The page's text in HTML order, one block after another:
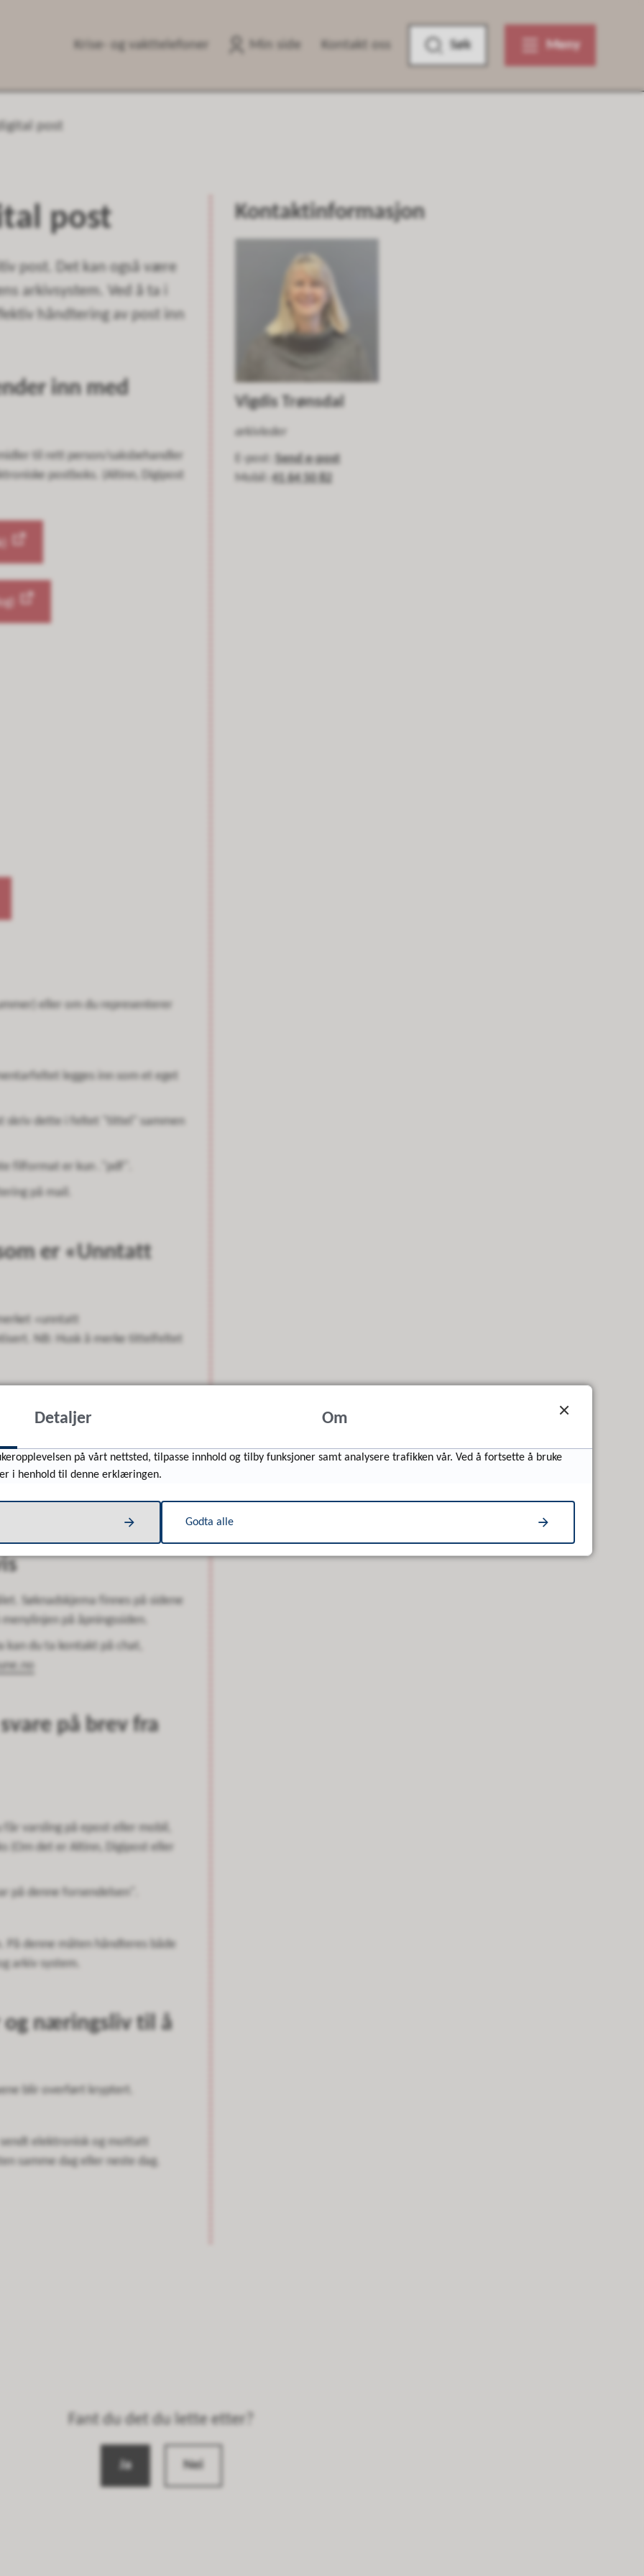
Krise- og vakttelefoner Min side Kontakt oss Søk Meny
post
post
post. Det kan også være
arkivsystem. Ved å ta i
håndtering av post inn
inn med
til rett person/saksbehandler
postboks. (Altinn, Digipost
eller om du representerer
legges inn som et eget
skriv dette i feltet "tittel" sammen
filformat er kun ."pdf".
på mail.
er «Unntatt
«unntatt
NB: Husk å merke tittelfeltet
skal
Søknadskjema finnes på sidene
på åpningssiden.
kan du ta kontakt på chat,
på brev fra
varsling på epost eller mobil,
(Om det er Altinn, Digipost eller
på denne forsendelsen".
På denne måten håndteres både
arkiv system.
næringsliv til å
blir overført kryptert.
elektronisk og mottatt
samme dag eller neste dag.
Kontaktinformasjon
Vigdis Trønsdal
arkivleder
E-post
Send e-post
Mobil
41 64 50 82
Fant du det du lette etter?
Ja Nei
Detaljer Om
på vårt nettsted, tilpasse innhold og tilby funksjoner samt analysere trafikken vår. Ved å fortsette å bruke
i henhold til denne erklæringen.
Godta alle